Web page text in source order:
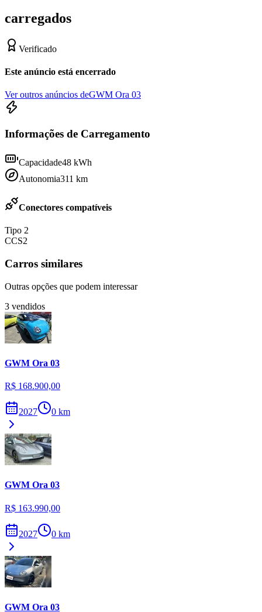
carregados
Verificado
Este anúncio está encerrado
Ver outros anúncios deGWM Ora 03
Informações de Carregamento
Capacidade48 kWh
Autonomia311 km
Conectores compatíveis
Tipo 2
CCS2
Carros similares
Outras opções que podem interessar
3 vendidos
GWM Ora 03
R$ 168.900,00
2027 0 km
GWM Ora 03
R$ 163.990,00
2027 0 km
GWM Ora 03